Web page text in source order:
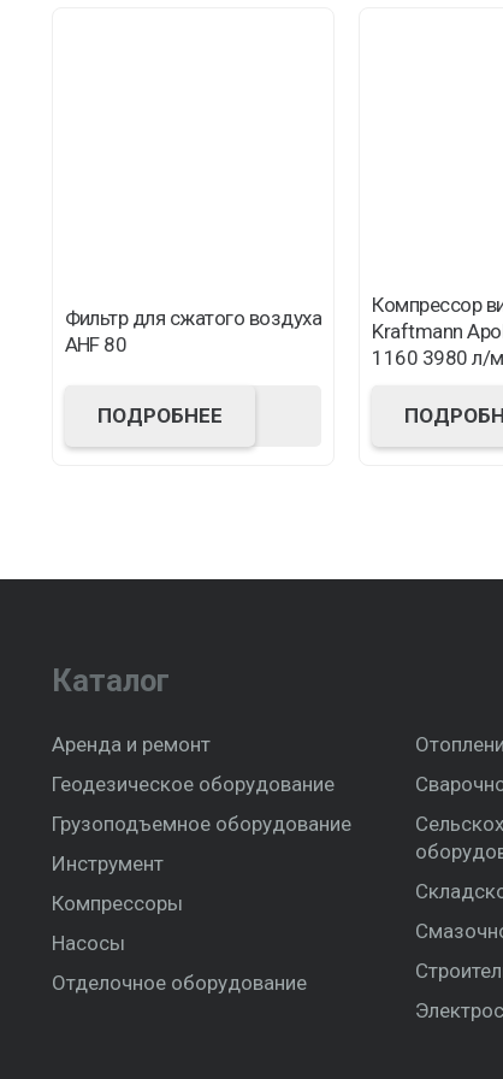
Фильтр для сжатого воздуха
AHF 80
ПОДРОБНЕЕ
Компрессор
Kraftmann
1160 3980 л/
Каталог
Аренда и ремонт
Геодезическое оборудование
Грузоподъемное оборудование
Инструмент
Компрессоры
Насосы
Отделочное оборудование